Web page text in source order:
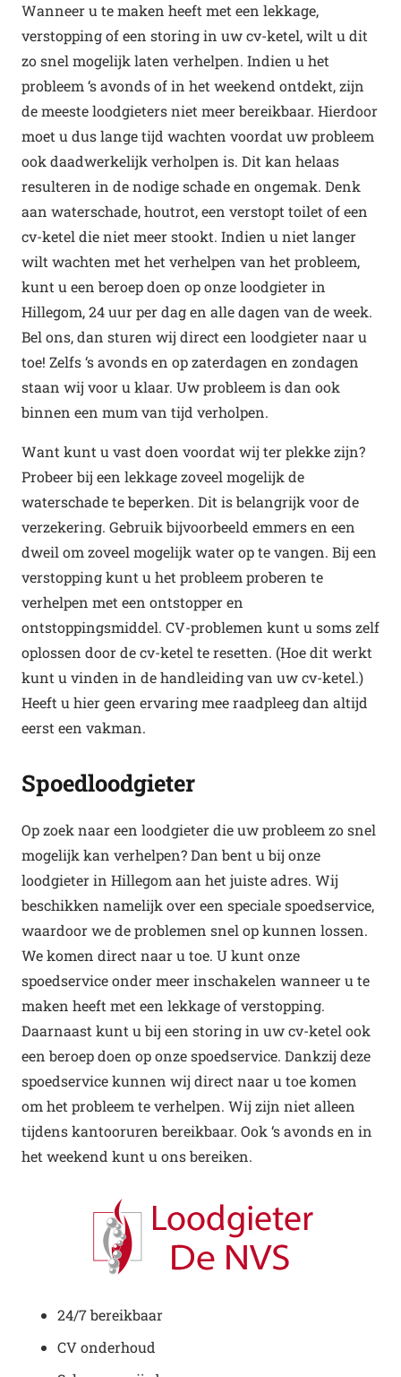
Wanneer u te maken heeft met een lekkage,
verstopping of een storing in uw cv-ketel, wilt u dit
zo snel mogelijk laten verhelpen. Indien u het
probleem ‘s avonds of in het weekend ontdekt, zijn
de meeste loodgieters niet meer bereikbaar. Hierdoor
moet u dus lange tijd wachten voordat uw probleem
ook daadwerkelijk verholpen is. Dit kan helaas
resulteren in de nodige schade en ongemak. Denk
aan waterschade, houtrot, een verstopt toilet of een
cv-ketel die niet meer stookt. Indien u niet langer
wilt wachten met het verhelpen van het probleem,
kunt u een beroep doen op onze loodgieter in
Hillegom, 24 uur per dag en alle dagen van de week.
Bel ons, dan sturen wij direct een loodgieter naar u
toe! Zelfs ‘s avonds en op zaterdagen en zondagen
staan wij voor u klaar. Uw probleem is dan ook
binnen een mum van tijd verholpen.
Want kunt u vast doen voordat wij ter plekke zijn?
Probeer bij een lekkage zoveel mogelijk de
waterschade te beperken. Dit is belangrijk voor de
verzekering. Gebruik bijvoorbeeld emmers en een
dweil om zoveel mogelijk water op te vangen. Bij een
verstopping kunt u het probleem proberen te
verhelpen met een ontstopper en
ontstoppingsmiddel. CV-problemen kunt u soms zelf
oplossen door de cv-ketel te resetten. (Hoe dit werkt
kunt u vinden in de handleiding van uw cv-ketel.)
Heeft u hier geen ervaring mee raadpleeg dan altijd
eerst een vakman.
Spoedloodgieter
Op zoek naar een loodgieter die uw probleem zo snel
mogelijk kan verhelpen? Dan bent u bij onze
loodgieter in Hillegom aan het juiste adres. Wij
beschikken namelijk over een speciale spoedservice,
waardoor we de problemen snel op kunnen lossen.
We komen direct naar u toe. U kunt onze
spoedservice onder meer inschakelen wanneer u te
maken heeft met een lekkage of verstopping.
Daarnaast kunt u bij een storing in uw cv-ketel ook
een beroep doen op onze spoedservice. Dankzij deze
spoedservice kunnen wij direct naar u toe komen
om het probleem te verhelpen. Wij zijn niet alleen
tijdens kantooruren bereikbaar. Ook ‘s avonds en in
het weekend kunt u ons bereiken.
24/7 bereikbaar
CV onderhoud